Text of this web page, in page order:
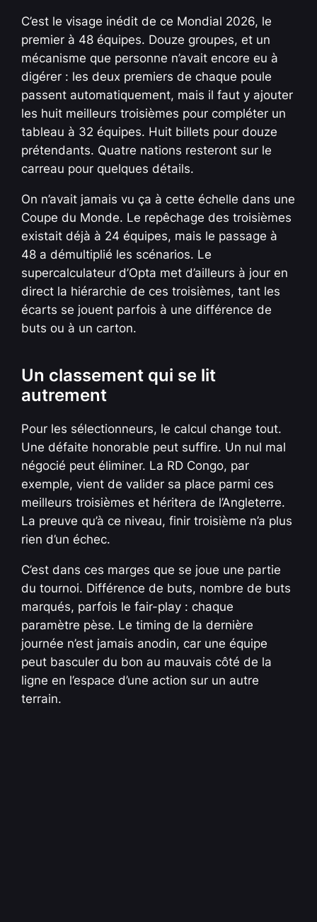
C’est le visage inédit de ce Mondial 2026, le
premier à 48 équipes. Douze groupes, et un
mécanisme que personne n’avait encore eu à
digérer : les deux premiers de chaque poule
passent automatiquement, mais il faut y ajouter
les huit meilleurs troisièmes pour compléter un
tableau à 32 équipes. Huit billets pour douze
prétendants. Quatre nations resteront sur le
carreau pour quelques détails.
On n’avait jamais vu ça à cette échelle dans une
Coupe du Monde. Le repêchage des troisièmes
existait déjà à 24 équipes, mais le passage à
48 a démultiplié les scénarios. Le
supercalculateur d’Opta met d’ailleurs à jour en
direct la hiérarchie de ces troisièmes, tant les
écarts se jouent parfois à une différence de
buts ou à un carton.
Un classement qui se lit
autrement
Pour les sélectionneurs, le calcul change tout.
Une défaite honorable peut suffire. Un nul mal
négocié peut éliminer. La RD Congo, par
exemple, vient de valider sa place parmi ces
meilleurs troisièmes et héritera de l’Angleterre.
La preuve qu’à ce niveau, finir troisième n’a plus
rien d’un échec.
C’est dans ces marges que se joue une partie
du tournoi. Différence de buts, nombre de buts
marqués, parfois le fair-play : chaque
paramètre pèse. Le timing de la dernière
journée n’est jamais anodin, car une équipe
peut basculer du bon au mauvais côté de la
ligne en l’espace d’une action sur un autre
terrain.